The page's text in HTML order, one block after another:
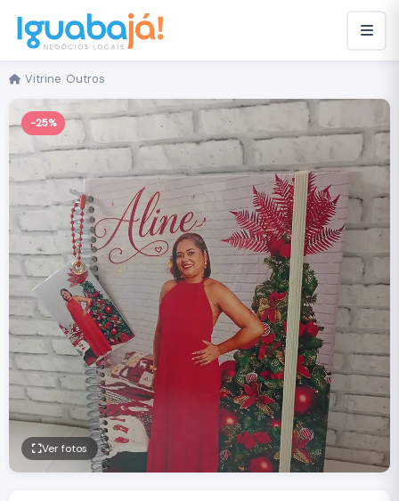
Vitrine Outros
-25%
Ver fotos